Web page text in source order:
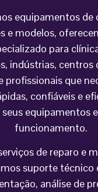
equipamentos de
e modelos,
para
indústrias, centros
profissionais que
confiáveis e
equipamentos
funcionamento.
de reparo e
suporte técnico
análise de